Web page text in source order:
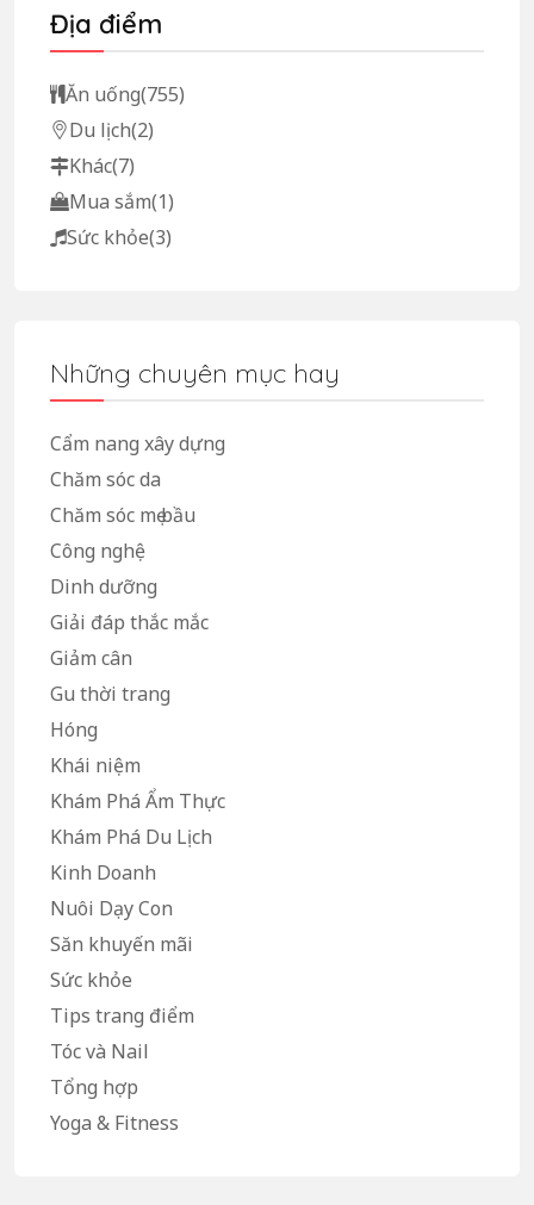
Địa điểm
Ăn uống(755)
Du lịch(2)
Khác(7)
Mua sắm(1)
Sức khỏe(3)
Những chuyên mục hay
Cẩm nang xây dựng
Chăm sóc da
Chăm sóc mẹ bầu
Công nghệ
Dinh dưỡng
Giải đáp thắc mắc
Giảm cân
Gu thời trang
Hóng
Khái niệm
Khám Phá Ẩm Thực
Khám Phá Du Lịch
Kinh Doanh
Nuôi Dạy Con
Săn khuyến mãi
Sức khỏe
Tips trang điểm
Tóc và Nail
Tổng hợp
Yoga & Fitness